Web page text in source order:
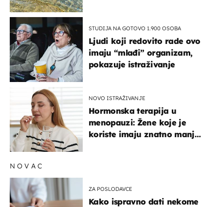
STUDIJA NA GOTOVO 1.900 OSOBA
Ljudi koji redovito rade ovo
imaju “mlađi” organizam,
pokazuje istraživanje
NOVO ISTRAŽIVANJE
Hormonska terapija u
menopauzi: Žene koje je
koriste imaju znatno manji
NOVAC
ZA POSLODAVCE
Kako ispravno dati nekome